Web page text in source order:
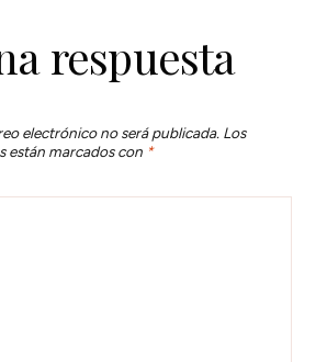
respuesta
electrónico no será publicada. Los
están marcados con *